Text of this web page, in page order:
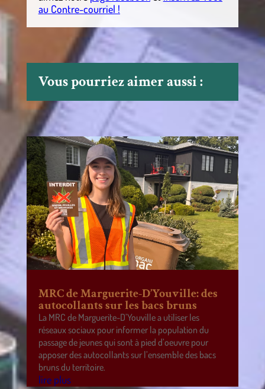
au Contre-courriel !
Vous pourriez aimer aussi :
MRC de Marguerite-D’Youville: des
autocollants sur les bacs bruns
La MRC de Marguerite-D’Youville a utiliser les
réseaux sociaux pour informer la population du
passage de jeunes qui sont à pied d’oeuvre pour
apposer des autocollants sur l’ensemble des bacs
bruns du territoire.
lire plus